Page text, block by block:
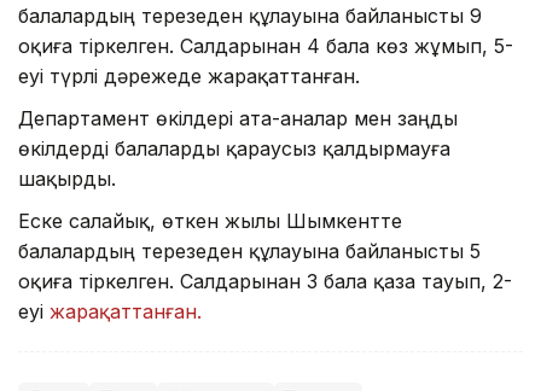
балалардың терезеден құлауына байланысты 9
оқиға тіркелген. Салдарынан 4 бала көз жұмып, 5-
еуі түрлі дәрежеде жарақаттанған.
Департамент өкілдері ата-аналар мен заңды
өкілдерді балаларды қараусыз қалдырмауға
шақырды.
Еске салайық, өткен жылы Шымкентте
балалардың терезеден құлауына байланысты 5
оқиға тіркелген. Салдарынан 3 бала қаза тауып, 2-
еуі жарақаттанған.